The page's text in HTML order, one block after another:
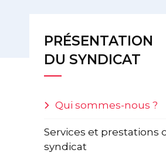
PRÉSENTATION
DU SYNDICAT
Qui sommes-nous ?
Services et prestations
syndicat